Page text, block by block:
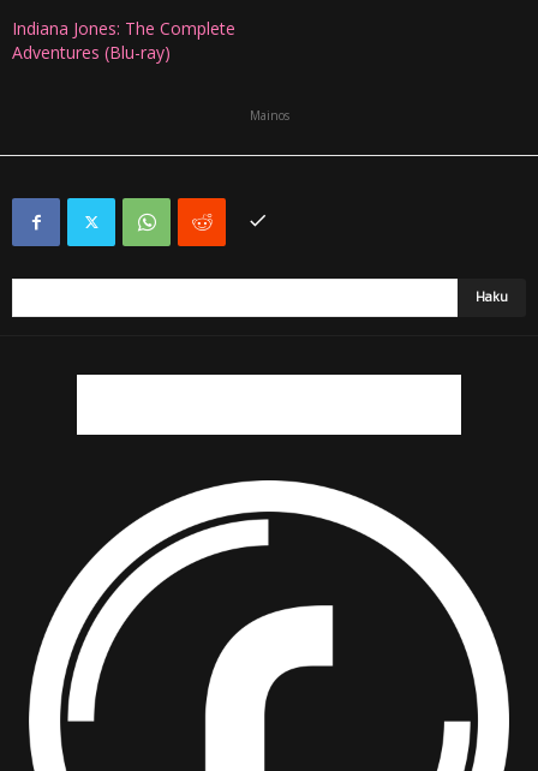
Indiana Jones: The Complete
Adventures (Blu-ray)
Mainos